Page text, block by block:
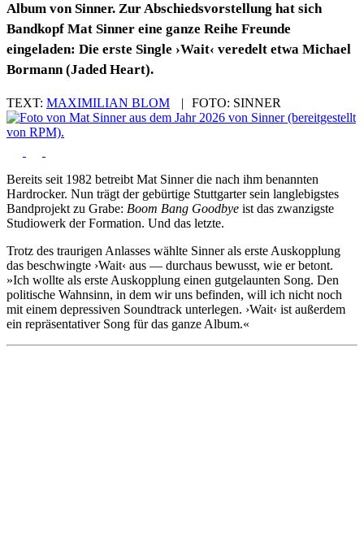
Album von Sinner. Zur Abschiedsvorstellung hat sich
Bandkopf Mat Sinner eine ganze Reihe Freunde
eingeladen: Die erste Single ›Wait‹ veredelt etwa Michael
Bormann (Jaded Heart).
TEXT: MAXIMILIAN BLOM | FOTO: SINNER
Bereits seit 1982 betreibt Mat Sinner die nach ihm benannten
Hardrocker. Nun trägt der gebürtige Stuttgarter sein langlebigstes
Bandprojekt zu Grabe: Boom Bang Goodbye ist das zwanzigste
Studiowerk der Formation. Und das letzte.
Trotz des traurigen Anlasses wählte Sinner als erste Auskopplung
das beschwingte ›Wait‹ aus — durchaus bewusst, wie er betont.
»Ich wollte als erste Auskopplung einen gutgelaunten Song. Den
politische Wahnsinn, in dem wir uns befinden, will ich nicht noch
mit einem depressiven Soundtrack unterlegen. ›Wait‹ ist außerdem
ein repräsentativer Song für das ganze Album.«